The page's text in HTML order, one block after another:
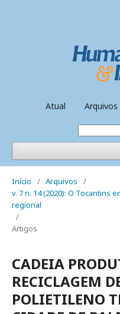
Atual Arquivos
Início / Arquivos
/
v. 7 n. 14 (2020): O Tocantins
regional
/
Artigos
CADEIA
RECICLAGEM
POLIETILENO